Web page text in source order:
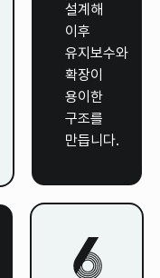
설계해
이후
유지보수와
확장이
용이한
구조를
만듭니다.